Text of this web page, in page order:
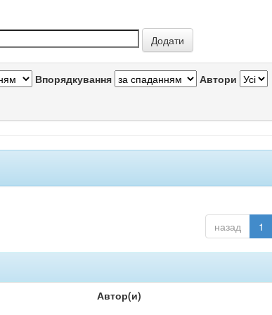
Впорядкування Автори
назад 1
Автор(и)